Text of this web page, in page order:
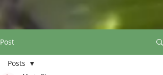
Post
Posts